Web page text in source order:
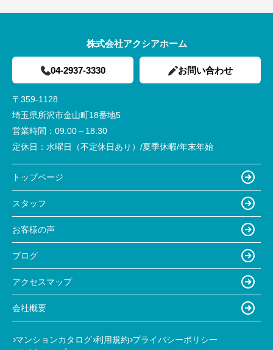
株式会社アクシアホーム
04-2937-3330 お問い合わせ
〒359-1128
埼玉県所沢市金山町18番地5
営業時間： 09:00～18:30
定休日： 水曜日（不定休日あり）/夏季休暇/年末年始
トップページ
スタッフ
お客様の声
ブログ
アクセスマップ
会社概要
マンションカタログ 利用規約 プライバシーポリシー